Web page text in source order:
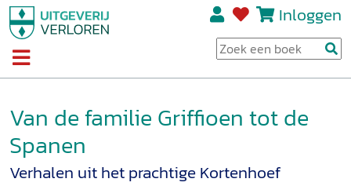
Inloggen
Van de familie Griffioen tot de
Spanen
Verhalen uit het prachtige Kortenhoef